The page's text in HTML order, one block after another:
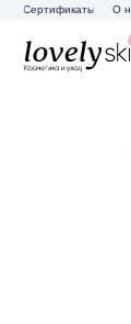
Сертификаты О нас